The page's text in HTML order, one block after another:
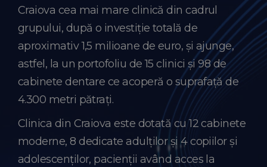
Craiova cea mai mare clinică din cadrul
grupului, după o investiție totală de
aproximativ 1,5 milioane de euro, și ajunge,
astfel, la un portofoliu de 15 clinici și 98 de
cabinete dentare ce acoperă o suprafață de
4.300 metri pătrați.
Clinica din Craiova este dotată cu 12 cabinete
moderne, 8 dedicate adulților și 4 copiilor și
adolescenților, pacienții având acces la